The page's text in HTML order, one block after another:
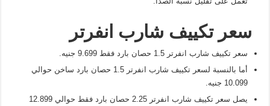
سعر تكييف شارب انفرتر
سعر تكييف شارب انفرتر 1.5 حصان بارد فقط 9.699 جنيه.
أما بالنسبة لسعر تكييف شارب انفرتر 1.5 حصان بارد ساخن حوالي
10.099 جنيه.
يصل سعر تكييف شارب انفرتر 2.25 حصان بارد فقط حوالي 12.899